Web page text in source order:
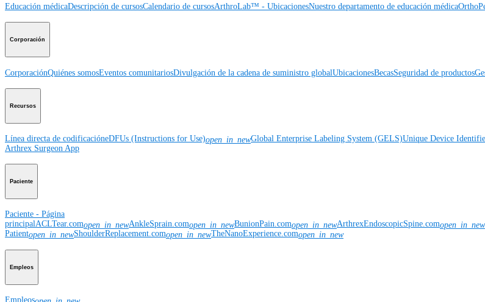
Educación médicaDescripción de cursosCalendario de cursosArthroLab™ - UbicacionesNuestro departamento de educación médica
Corporación
CorporaciónQuiénes somosEventos comunitariosDivulgación de la cadena de suministro globalUbicacionesBecasSeguridad de productos
Recursos
Línea directa de codificacióneDFUs (Instructions for Use)open_in_newGlobal Enterprise Labeling System (GELS)Unique Device
Arthrex Surgeon App
Paciente
Paciente - Página
principalACLTear.comopen_in_newAnkleSprain.comopen_in_newBunionPain.comopen_in_newArthrexEndoscopicSpine.comopen_in_new
Patientopen_in_newShoulderReplacement.comopen_in_newTheNanoExperience.comopen_in_new
Empleos
Empleos